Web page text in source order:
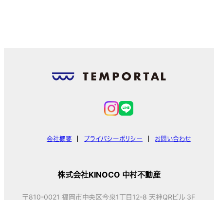
会社概要 プライバシーポリシー お問い合わせ
株式会社KINOCO 中村不動産
〒810-0021 福岡市中央区今泉1丁目12-8 天神QRビル 3F